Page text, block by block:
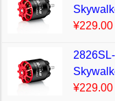
¥229.00
¥229.00